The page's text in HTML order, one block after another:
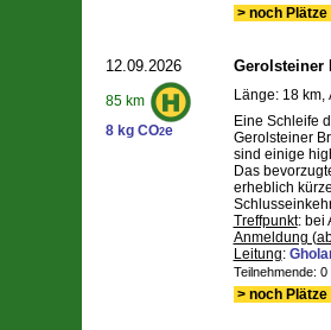
> noch
12.09.2026
85 km
8 kg CO2e
Gerolsteiner
Länge: 18 km,
Eine Schleife
Gerolsteiner
sind einige
Das
erheblich
Treffpunkt: bei
Anmeldung
Leitung:
Teilnehmende:
> noch